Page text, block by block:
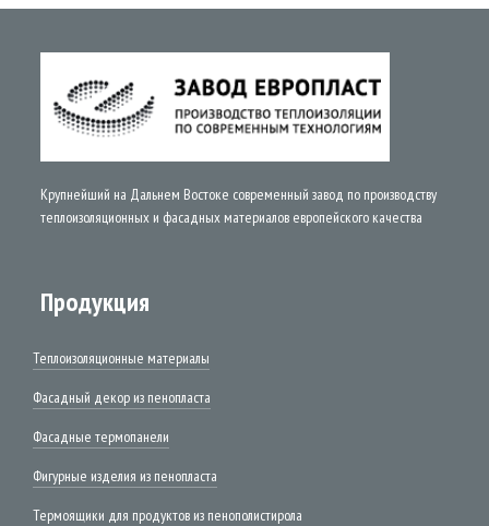
Крупнейший на Дальнем Востоке современный завод по производству
теплоизоляционных и фасадных материалов европейского качества
Продукция
Теплоизоляционные материалы
Фасадный декор из пенопласта
Фасадные термопанели
Фигурные изделия из пенопласта
Термоящики для продуктов из пенополистирола